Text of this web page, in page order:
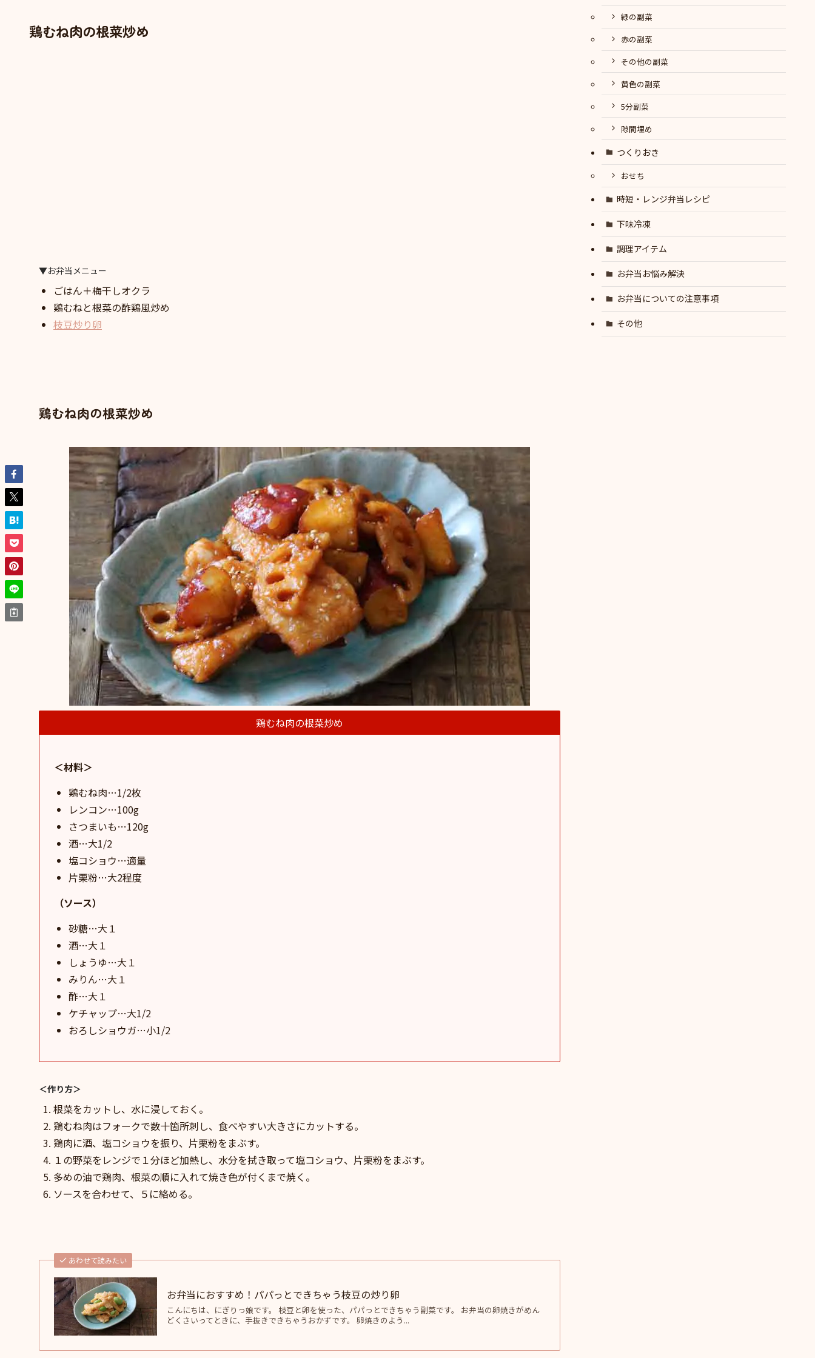
鶏むね肉の根菜炒め
▼お弁当メニュー
ごはん＋梅干しオクラ
鶏むねと根菜の酢鶏風炒め
枝豆炒り卵
鶏むね肉の根菜炒め
鶏むね肉の根菜炒め
＜材料＞
鶏むね肉…1/2枚
レンコン…100g
さつまいも…120g
酒…大1/2
塩コショウ…適量
片栗粉…大2程度
（ソース）
砂糖…大１
酒…大１
しょうゆ…大１
みりん…大１
酢…大１
ケチャップ…大1/2
おろしショウガ…小1/2
＜作り方＞
根菜をカットし、水に浸しておく。
鶏むね肉はフォークで数十箇所刺し、食べやすい大きさにカットする。
鶏肉に酒、塩コショウを振り、片栗粉をまぶす。
１の野菜をレンジで１分ほど加熱し、水分を拭き取って塩コショウ、片栗粉をまぶす。
多めの油で鶏肉、根菜の順に入れて焼き色が付くまで焼く。
ソースを合わせて、５に絡める。
あわせて読みたい
お弁当におすすめ！パパっとできちゃう枝豆の炒り卵
こんにちは、にぎりっ娘です。 枝豆と卵を使った、パパっとできちゃう副菜です。 お弁当の卵焼きがめん
どくさいってときに、手抜きできちゃうおかずです。 卵焼きのよう...
緑の副菜
赤の副菜
その他の副菜
黄色の副菜
5分副菜
隙間埋め
つくりおき
おせち
時短・レンジ弁当レシピ
下味冷凍
調理アイテム
お弁当お悩み解決
お弁当についての注意事項
その他